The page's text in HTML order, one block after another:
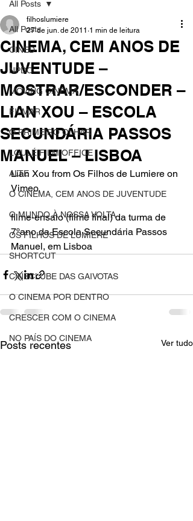
All Posts
CINED
NPDC
MOVING CINEMA
FILMAR
O PRIMEIRO OLHAR
LOULÉ FILM OFFICE
ALTE
O CINEMA, CEM ANOS DE JUVENTUDE
O MUNDO À NOSSA VOLTA
OS FILHOS DE LUMIÈRE
SHORTCUT
CINECLUBE DAS GAIVOTAS
O CINEMA POR DENTRO
CRESCER COM O CINEMA
NO PAÍS DO CINEMA
All Posts
CINEMA, CEM ANOS DE
JUVENTUDE –
MOSTRAR/ESCONDER –
LIAN XOU – ESCOLA
SECUNDÁRIA PASSOS
MANUEL – LISBOA
filhoslumiere
27 de jun. de 2011 1 min de leitura
Lian Xou from Os Filhos de Lumiere on
Vimeo.
filme-ensaio (filme final) da turma de
7ºano da Escola Secundária Passos
Manuel, em Lisboa
Posts recentes Ver tudo